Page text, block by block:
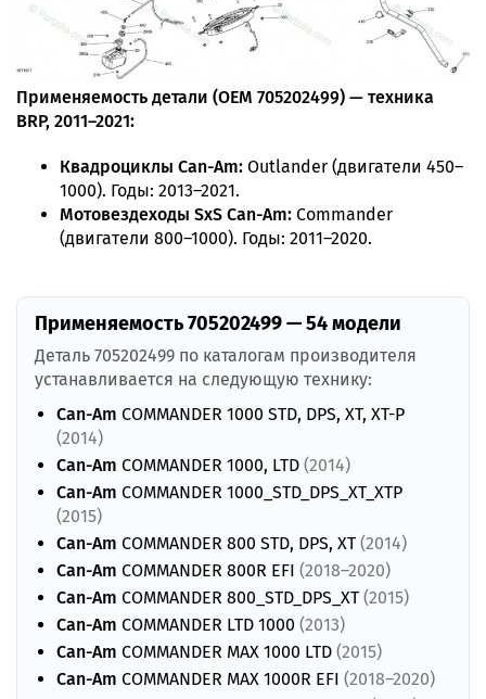
Применяемость детали (OEM 705202499) — техника
BRP, 2011–2021:
Квадроциклы Can-Am: Outlander (двигатели 450–
1000). Годы: 2013–2021.
Мотовездеходы SxS Can-Am: Commander
(двигатели 800–1000). Годы: 2011–2020.
Применяемость 705202499 — 54 модели
Деталь 705202499 по каталогам производителя
устанавливается на следующую технику:
Can-Am COMMANDER 1000 STD, DPS, XT, XT-P
(2014)
Can-Am COMMANDER 1000, LTD (2014)
Can-Am COMMANDER 1000_STD_DPS_XT_XTP
(2015)
Can-Am COMMANDER 800 STD, DPS, XT (2014)
Can-Am COMMANDER 800R EFI (2018–2020)
Can-Am COMMANDER 800_STD_DPS_XT (2015)
Can-Am COMMANDER LTD 1000 (2013)
Can-Am COMMANDER MAX 1000 LTD (2015)
Can-Am COMMANDER MAX 1000R EFI (2018–2020)